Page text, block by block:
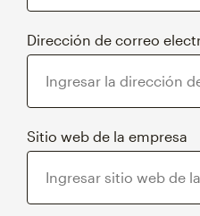
Dirección de correo
Sitio web de la empresa